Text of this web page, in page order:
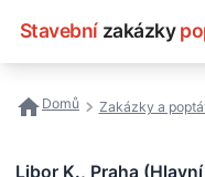
Stavební zakázky
Domů Zakázky a
Libor K., Praha